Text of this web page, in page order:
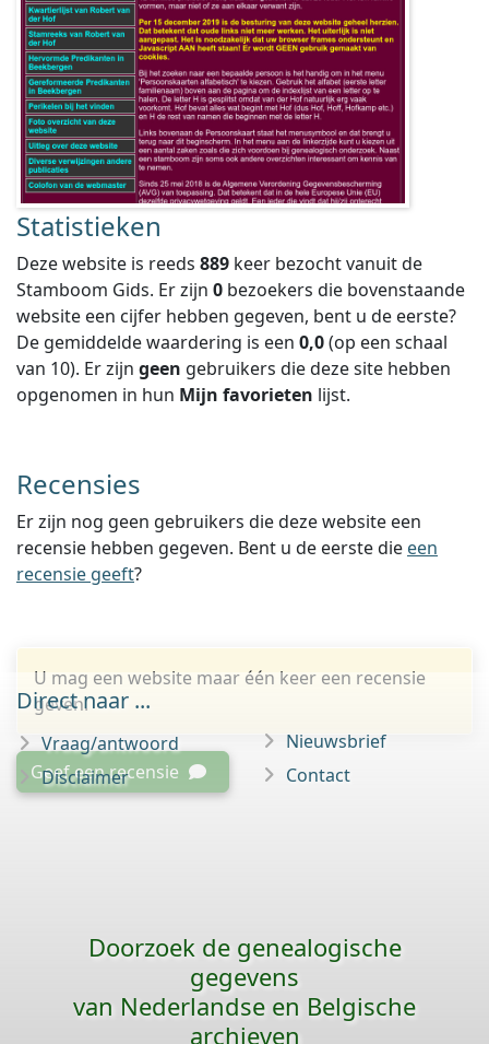
Statistieken
Deze website is reeds 889 keer bezocht vanuit de
Stamboom Gids. Er zijn 0 bezoekers die bovenstaande
website een cijfer hebben gegeven, bent u de eerste?
De gemiddelde waardering is een 0,0(op een schaal
van 10). Er zijn geen gebruikers die deze site hebben
opgenomen in hun Mijn favorieten lijst.
Recensies
Er zijn nog geen gebruikers die deze website een
recensie hebben gegeven. Bent u de eerste die een
recensie geeft?
U mag een website maar één keer een recensie
geven.
Geef een recensie
Direct naar ...
Vraag/antwoord
Disclaimer
Nieuwsbrief
Contact
Doorzoek de genealogische
gegevens
van Nederlandse en Belgische
archieven